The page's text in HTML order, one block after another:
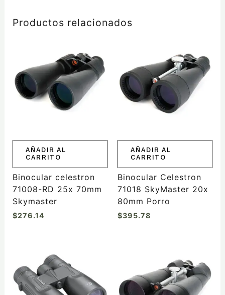
Productos relacionados
AÑADIR AL
CARRITO
Binocular celestron
71008-RD 25x 70mm
Skymaster
$276.14
AÑADIR AL
CARRITO
Binocular Celestron
71018 SkyMaster 20x
80mm Porro
$395.78